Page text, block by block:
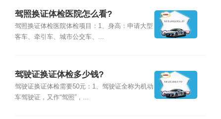
驾照换证体检医院怎么看?
驾照换证体检医院体检项目：1、身高：申请大型
客车、牵引车、城市公交车、...
驾驶证换证体检多少钱?
驾驶证换证体检需要50元：1、驾驶证全称为机动
车驾驶证，又作“驾照”，...